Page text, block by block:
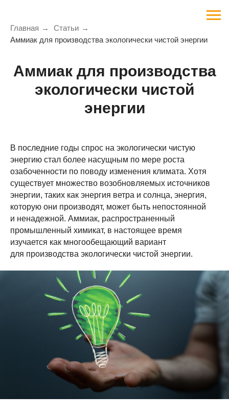
Главная → Статьи →
Аммиак для производства экологически чистой энергии
Аммиак для производства
экологически чистой
энергии
В последние годы спрос на экологически чистую
энергию стал более насущным по мере роста
озабоченности по поводу изменения климата. Хотя
существует множество возобновляемых источников
энергии, таких как энергия ветра и солнца, энергия,
которую они производят, может быть непостоянной
и ненадежной. Аммиак, распространенный
промышленный химикат, в настоящее время
изучается как многообещающий вариант
для производства экологически чистой энергии.